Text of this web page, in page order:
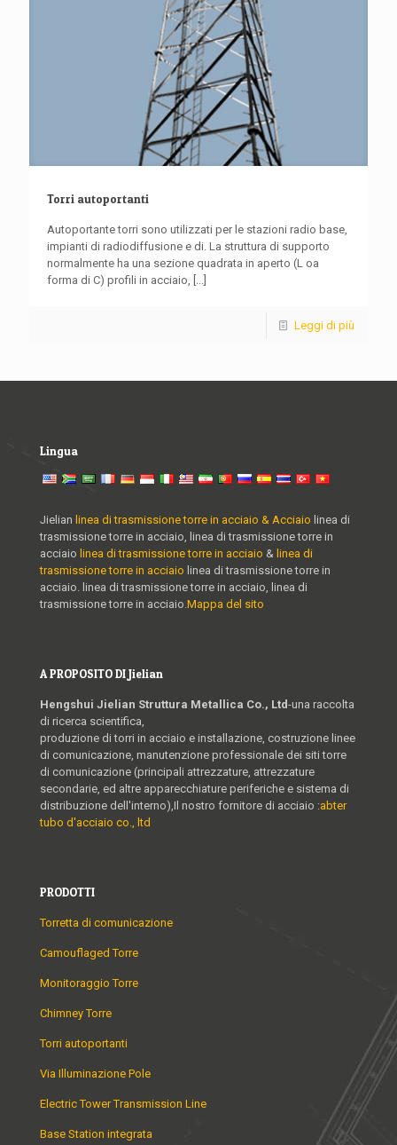
Torri autoportanti
Autoportante torri sono utilizzati per le stazioni radio base,
impianti di radiodiffusione e di. La struttura di supporto
normalmente ha una sezione quadrata in aperto (L oa
forma di C) profili in acciaio, [...]
Leggi di più
Lingua
Jielian linea di trasmissione torre in acciaio & Acciaio linea di
trasmissione torre in acciaio, linea di trasmissione torre in
acciaio linea di trasmissione torre in acciaio & linea di
trasmissione torre in acciaio linea di trasmissione torre in
acciaio. linea di trasmissione torre in acciaio, linea di
trasmissione torre in acciaio. Mappa del sito
A PROPOSITO DI Jielian
Hengshui Jielian Struttura Metallica Co., Ltd-una raccolta
di ricerca scientifica,
produzione di torri in acciaio e installazione, costruzione linee
di comunicazione, manutenzione professionale dei siti torre
di comunicazione (principali attrezzature, attrezzature
secondarie, ed altre apparecchiature periferiche e sistema di
distribuzione dell'interno),Il nostro fornitore di acciaio :abter
tubo d'acciaio co., ltd
PRODOTTI
Torretta di comunicazione
Camouflaged Torre
Monitoraggio Torre
Chimney Torre
Torri autoportanti
Via Illuminazione Pole
Electric Tower Transmission Line
Base Station integrata